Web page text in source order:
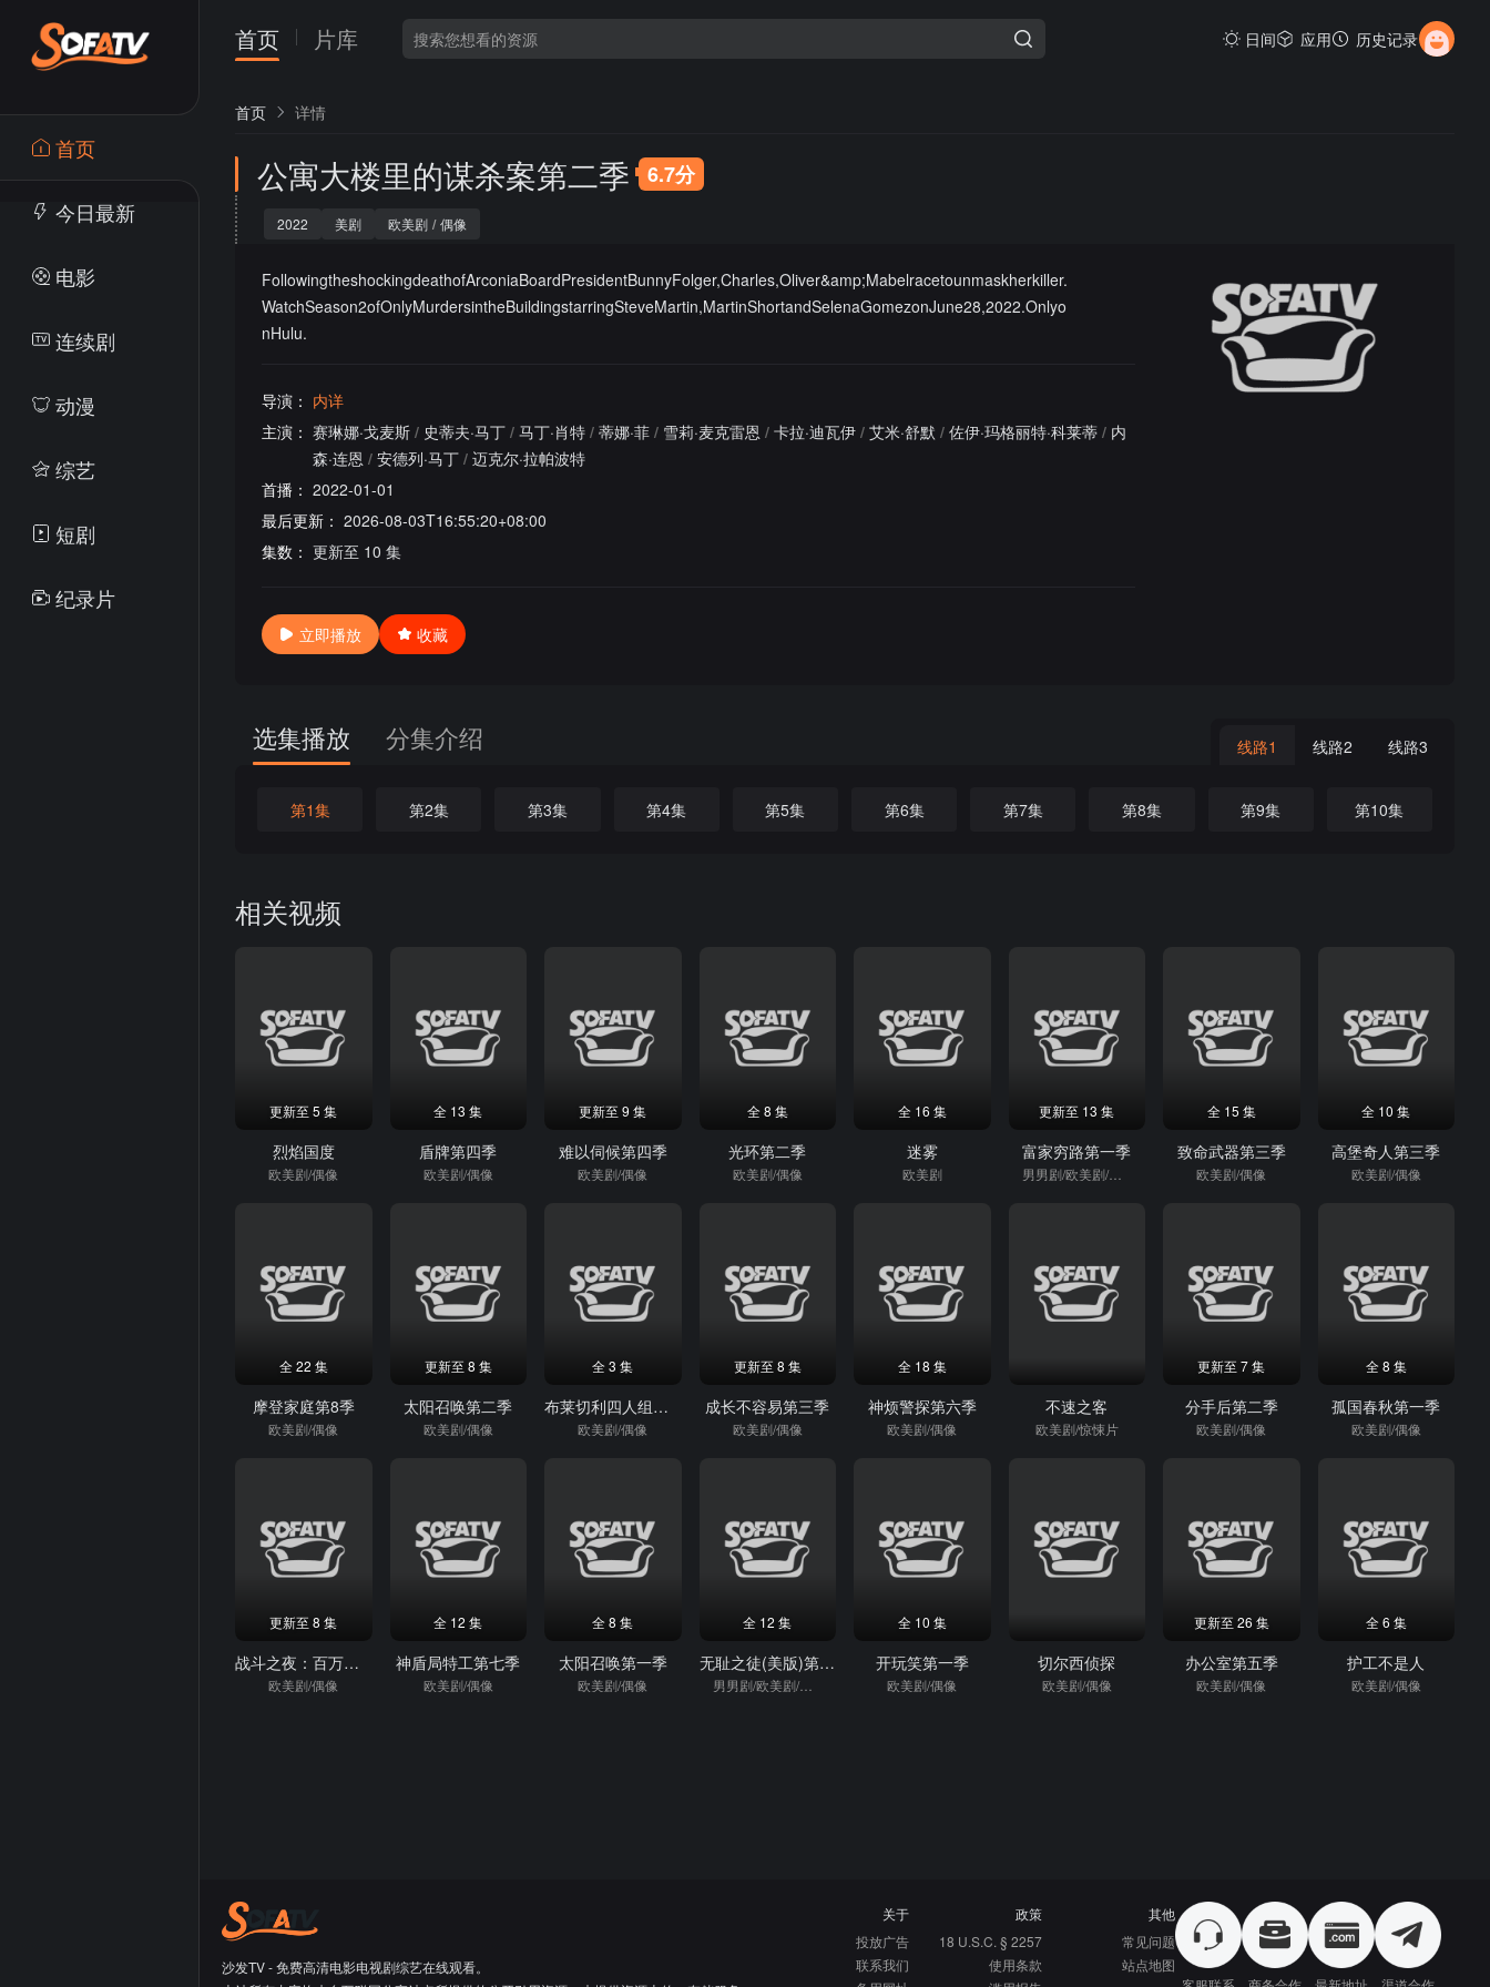
首页
今日最新
电影
连续剧
动漫
综艺
短剧
纪录片
首页 片库 日间 应用 历史记录
首页 详情
公寓大楼里的谋杀案第二季 6.7分
2022 美剧 欧美剧 / 偶像
FollowingtheshockingdeathofArconiaBoardPresidentBunnyFolger,Charles,Oliver&amp;Mabelracetounmaskherkiller.
WatchSeason2ofOnlyMurdersintheBuildingstarringSteveMartin,MartinShortandSelenaGomezonJune28,2022.Onlyo
nHulu.
导演： 内详
主演： 赛琳娜·戈麦斯 / 史蒂夫·马丁 / 马丁·肖特 / 蒂娜·菲 / 雪莉·麦克雷恩 / 卡拉·迪瓦伊 / 艾米·舒默 / 佐伊·玛格丽特·科莱蒂 / 内
森·连恩 / 安德列·马丁 / 迈克尔·拉帕波特
首播： 2022-01-01
最后更新： 2026-08-03T16:55:20+08:00
集数： 更新至 10 集
立即播放 收藏
选集播放 分集介绍 线路1 线路2 线路3
第1集 第2集 第3集 第4集 第5集 第6集 第7集 第8集 第9集 第10集
相关视频
更新至 5 集
烈焰国度
欧美剧/偶像
全 13 集
盾牌第四季
欧美剧/偶像
更新至 9 集
难以伺候第四季
欧美剧/偶像
全 8 集
光环第二季
欧美剧/偶像
全 16 集
迷雾
欧美剧
更新至 13 集
富家穷路第一季
男男剧/欧美剧/偶像
全 15 集
致命武器第三季
欧美剧/偶像
全 10 集
高堡奇人第三季
欧美剧/偶像
全 22 集
摩登家庭第8季
欧美剧/偶像
更新至 8 集
太阳召唤第二季
欧美剧/偶像
全 3 集
布莱切利四人组第一季
欧美剧/偶像
更新至 8 集
成长不容易第三季
欧美剧/偶像
全 18 集
神烦警探第六季
欧美剧/偶像
不速之客
欧美剧/惊悚片
更新至 7 集
分手后第二季
欧美剧/偶像
全 8 集
孤国春秋第一季
欧美剧/偶像
更新至 8 集
战斗之夜：百万美元大盗
欧美剧/偶像
全 12 集
神盾局特工第七季
欧美剧/偶像
全 8 集
太阳召唤第一季
欧美剧/偶像
全 12 集
无耻之徒(美版)第八季
男男剧/欧美剧/偶像
全 10 集
开玩笑第一季
欧美剧/偶像
切尔西侦探
欧美剧/偶像
更新至 26 集
办公室第五季
欧美剧/偶像
全 6 集
护工不是人
欧美剧/偶像
沙发TV - 免费高清电影电视剧综艺在线观看。
关于
投放广告
联系我们
政策
18 U.S.C. § 2257
使用条款
其他
常见问题
站点地图